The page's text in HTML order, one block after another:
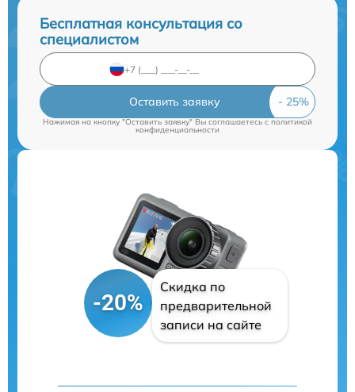
Бесплатная консультация со
специалистом
Оставить заявку
Нажимая на кнопку "Оставить заявку" Вы соглашаетесь cполитикой
конфиденциальности
-20%
Скидка по
предварительной
записи на сайте